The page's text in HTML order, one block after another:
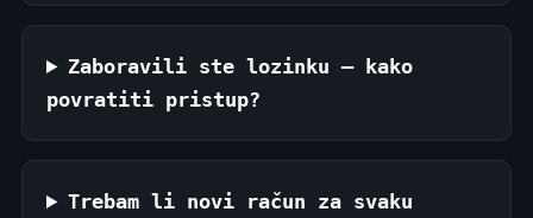
Zaboravili ste lozinku — kako
povratiti pristup?
Trebam li novi račun za svaku